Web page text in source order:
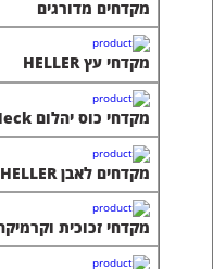
מקדחים לאבן HELLER
מקדחי זכוכית וקרמיקה HARDEN
מקדחי יהלום HELLER
מקדחי יהלום מיוחדים Great Neck
מקדחי זכוכית וקרמיקה HELLER